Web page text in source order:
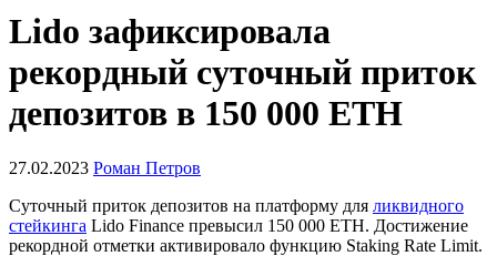
Lido зафиксировала
рекордный суточный приток
депозитов в 150 000 ETH
27.02.2023 Роман Петров
Суточный приток депозитов на платформу для ликвидного
стейкинга Lido Finance превысил 150 000 ETH. Достижение
рекордной отметки активировало функцию Staking Rate Limit.